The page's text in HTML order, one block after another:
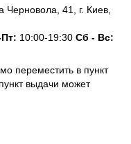
Черновола, 41, г. Киев,
10:00-19:30 Сб - Вс:
переместить в пункт
выдачи может